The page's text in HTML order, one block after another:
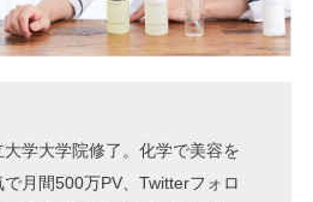
学大学院修了。化学で美容を
月間500万PV、Twitterフォロ